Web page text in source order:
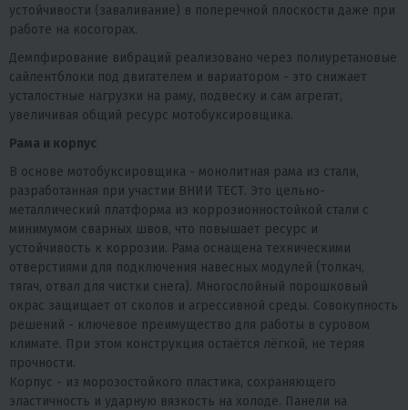
устойчивости (заваливание) в поперечной плоскости даже при
работе на косогорах.
Демпфирование вибраций реализовано через полиуретановые
сайлентблоки под двигателем и вариатором - это снижает
усталостные нагрузки на раму, подвеску и сам агрегат,
увеличивая общий ресурс мотобуксировщика.
Рама и корпус
В основе мотобуксировщика - монолитная рама из стали,
разработанная при участии ВНИИ ТЕСТ. Это цельно-
металлический платформа из коррозионностойкой стали с
минимумом сварных швов, что повышает ресурс и
устойчивость к коррозии. Рама оснащена техническими
отверстиями для подключения навесных модулей (толкач,
тягач, отвал для чистки снега). Многослойный порошковый
окрас защищает от сколов и агрессивной среды. Совокупность
решений - ключевое преимущество для работы в суровом
климате. При этом конструкция остаётся лёгкой, не теряя
прочности.
Корпус - из морозостойкого пластика, сохраняющего
эластичность и ударную вязкость на холоде. Панели на